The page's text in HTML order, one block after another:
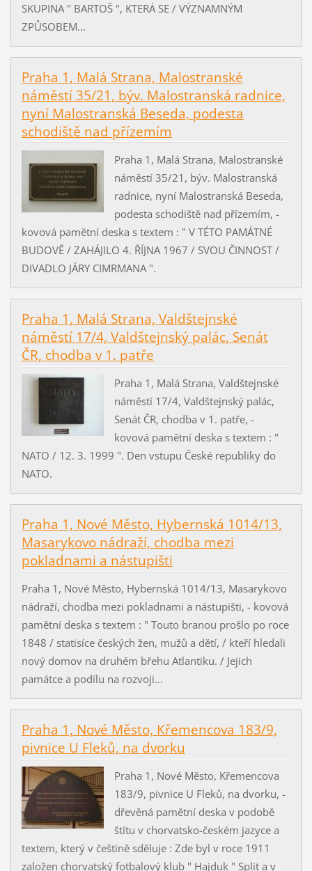
SKUPINA " BARTOŠ ", KTERÁ SE / VÝZNAMNÝM
ZPŮSOBEM...
Praha 1, Malá Strana, Malostranské
náměstí 35/21, býv. Malostranská radnice,
nyní Malostranská Beseda, podesta
schodiště nad přízemím
Praha 1, Malá Strana, Malostranské
náměstí 35/21, býv. Malostranská
radnice, nyní Malostranská Beseda,
podesta schodiště nad přízemím, -
kovová pamětní deska s textem : " V TÉTO PAMÁTNÉ
BUDOVĚ / ZAHÁJILO 4. ŘÍJNA 1967 / SVOU ČINNOST /
DIVADLO JÁRY CIMRMANA ".
Praha 1, Malá Strana, Valdštejnské
náměstí 17/4, Valdštejnský palác, Senát
ČR, chodba v 1. patře
Praha 1, Malá Strana, Valdštejnské
náměstí 17/4, Valdštejnský palác,
Senát ČR, chodba v 1. patře, -
kovová pamětní deska s textem : "
NATO / 12. 3. 1999 ". Den vstupu České republiky do
NATO.
Praha 1, Nové Město, Hybernská 1014/13,
Masarykovo nádraží, chodba mezi
pokladnami a nástupišti
Praha 1, Nové Město, Hybernská 1014/13, Masarykovo
nádraží, chodba mezi pokladnami a nástupišti, - kovová
pamětní deska s textem : " Touto branou prošlo po roce
1848 / statisíce českých žen, mužů a dětí, / kteří hledali
nový domov na druhém břehu Atlantiku. / Jejich
památce a podílu na rozvoji...
Praha 1, Nové Město, Křemencova 183/9,
pivnice U Fleků, na dvorku
Praha 1, Nové Město, Křemencova
183/9, pivnice U Fleků, na dvorku, -
dřevěná pamětní deska v podobě
štítu v chorvatsko-českém jazyce a
textem, který v češtině sděluje : Zde byl v roce 1911
založen chorvatský fotbalový klub " Hajduk " Split a v